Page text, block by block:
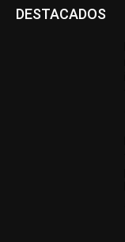
DESTACADOS